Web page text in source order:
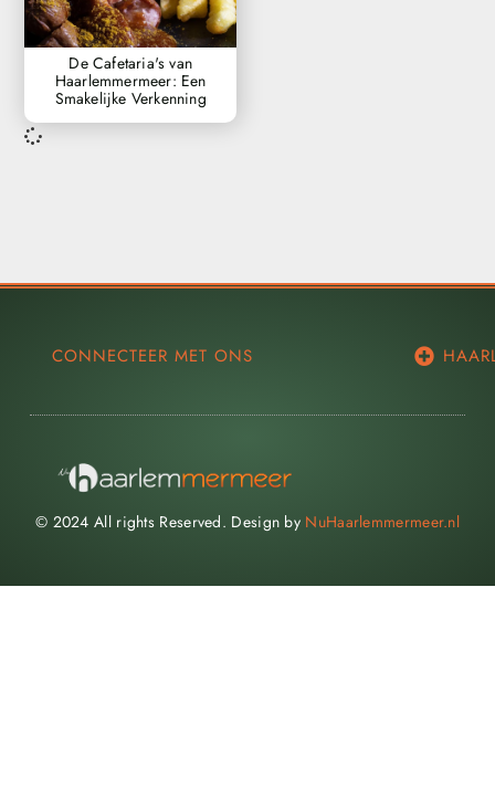
De Cafetaria's van
Haarlemmermeer: Een
Smakelijke Verkenning
CONNECTEER MET ONS
© 2024 All rights Reserved. Design by NuHaarlemmermeer.nl